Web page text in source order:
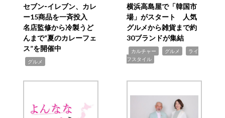
セブン‐イレブン、カレ
ー15商品を一斉投入
名店監修から冷製うど
んまで“夏のカレーフェ
ス”を開催中
グルメ
横浜高島屋で「韓国市
場」がスタート 人気
グルメから雑貨まで約
30ブランドが集結
カルチャー グルメ
ライ
フスタイル